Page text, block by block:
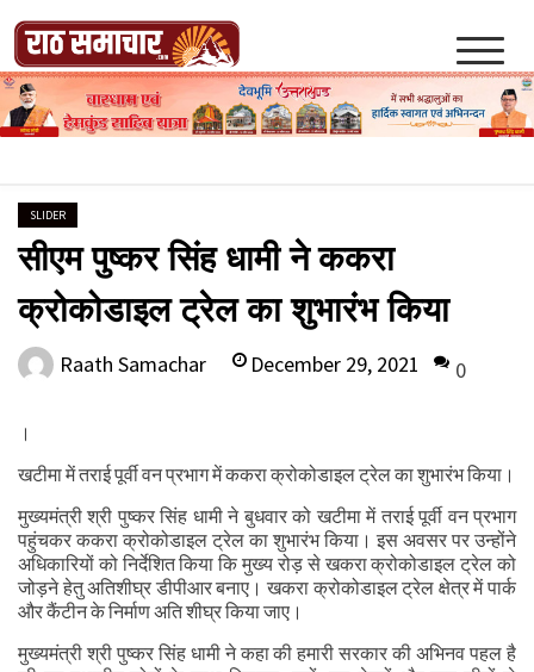
content
Raath Samachar
SLIDER
सीएम पुष्कर सिंह धामी ने ककरा
क्रोकोडाइल ट्रेल का शुभारंभ किया
Raath Samachar December 29, 2021 0
।
खटीमा में तराई पूर्वी वन प्रभाग में ककरा क्रोकोडाइल ट्रेल का शुभारंभ किया।
मुख्यमंत्री श्री पुष्कर सिंह धामी ने बुधवार को खटीमा में तराई पूर्वी वन प्रभाग
पहुंचकर ककरा क्रोकोडाइल ट्रेल का शुभारंभ किया। इस अवसर पर उन्होंने
अधिकारियों को निर्देशित किया कि मुख्य रोड़ से खकरा क्रोकोडाइल ट्रेल को
जोड़ने हेतु अतिशीघ्र डीपीआर बनाए। खकरा क्रोकोडाइल ट्रेल क्षेत्र में पार्क
और कैंटीन के निर्माण अति शीघ्र किया जाए।
मुख्यमंत्री श्री पुष्कर सिंह धामी ने कहा की हमारी सरकार की अभिनव पहल है